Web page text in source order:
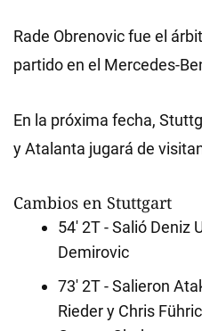
Rade Obrenovic fue el
partido en el Mercedes-
En la próxima fecha,
y Atalanta jugará de
Cambios en Stuttgart
54' 2T - Salió Deniz
Demirovic
73' 2T - Salieron
Rieder y Chris